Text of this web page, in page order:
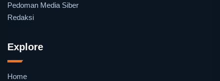
Pedoman Media Siber
Redaksi
Explore
Home